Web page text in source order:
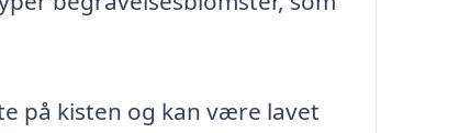
på kisten og kan være lavet